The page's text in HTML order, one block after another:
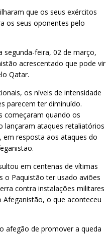
que os seus exércitos
os seus oponentes pelo
segunda-feira, 02 de março,
acrescentado que pode vir
Qatar.
os níveis de intensidade
parecem ter diminuído.
começaram quando os
lançaram ataques retaliatórios
em resposta aos ataques do
em centenas de vítimas
o Paquistão ter usado aviões
contra instalações militares
o que aconteceu
afegão de promover a queda